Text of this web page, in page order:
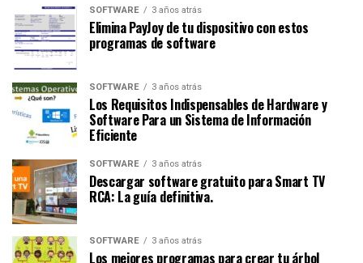
SOFTWARE 3 años atrás
Elimina PayJoy de tu dispositivo con estos
programas de software
SOFTWARE 3 años atrás
Los Requisitos Indispensables de Hardware y
Software Para un Sistema de Información
Eficiente
SOFTWARE 3 años atrás
Descargar software gratuito para Smart TV
RCA: La guía definitiva.
SOFTWARE 3 años atrás
Los mejores programas para crear tu árbol